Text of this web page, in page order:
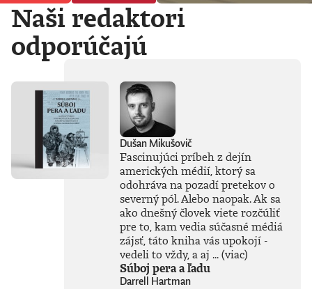
Naši redaktori
odporúčajú
Dušan Mikušovič
Fascinujúci príbeh z dejín
amerických médií, ktorý sa
odohráva na pozadí pretekov o
severný pól. Alebo naopak. Ak sa
ako dnešný človek viete rozčúliť
pre to, kam vedia súčasné médiá
zájsť, táto kniha vás upokojí -
vedeli to vždy, a aj ...(viac)
Súboj pera a ľadu
Darrell Hartman